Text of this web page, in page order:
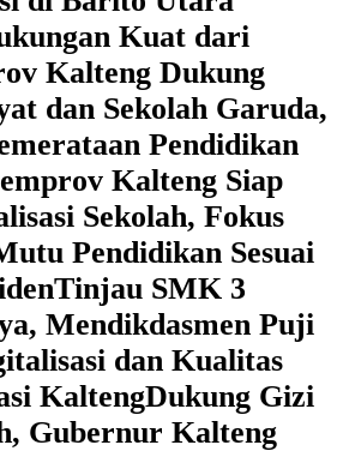
Kuat dari
Kalteng Dukung
dan Sekolah Garuda,
Pendidikan
Kalteng Siap
Sekolah, Fokus
Pendidikan Sesuai
‎Tinjau SMK 3
Mendikdasmen Puji
dan Kualitas
Kalteng‎Dukung Gizi
Gubernur Kalteng